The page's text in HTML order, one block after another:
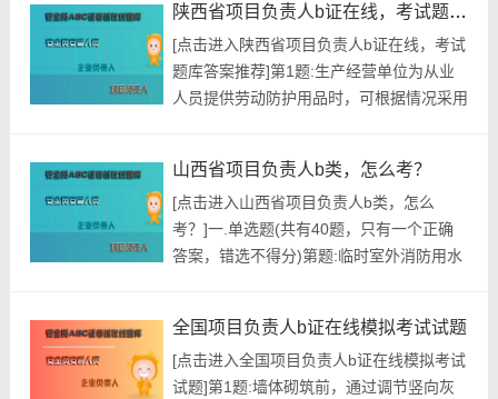
压实深度大B.密实度高C.生产效率高D.压实
遍数多参考答案:查看最佳答案更多最新建
筑行业考试题库--最新版内蒙古自治区建筑
企业...
陕西省项目负责人b证在线，考试题库答案推荐
[点击进入陕西省项目负责人b证在线，考试
题库答案推荐]第1题:生产经营单位为从业
人员提供劳动防护用品时，可根据情况采用
设工程消防设计、施工质量负首要责任。
()A.正确B.错误参考答案:查看最佳答案更多
最新建筑行业考试题库--陕西省项目负责人
b证在线...
山西省项目负责人b类，怎么考？
[点击进入山西省项目负责人b类，怎么
考？]一.单选题(共有40题，只有一个正确
答案，错选不得分)第题:临时室外消防用水
时发生1次确定。A.较小者B.较大者C.平均
者D.加权平均者正确答案:查看最佳答案更
多最新建筑行业考试题库--山西省项目负责
全国项目负责人b证在线模拟考试试题
[点击进入全国项目负责人b证在线模拟考试
试题]第1题:墙体砌筑前，通过调节竖向灰